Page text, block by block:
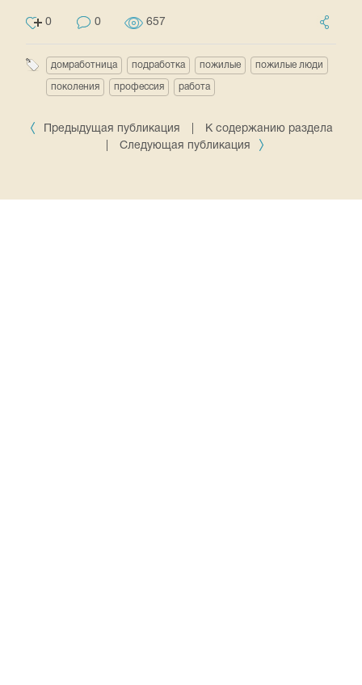
0 0 657
домработница подработка пожилые пожилые люди
поколения профессия работа
Предыдущая публикация
К содержанию раздела
Следующая публикация